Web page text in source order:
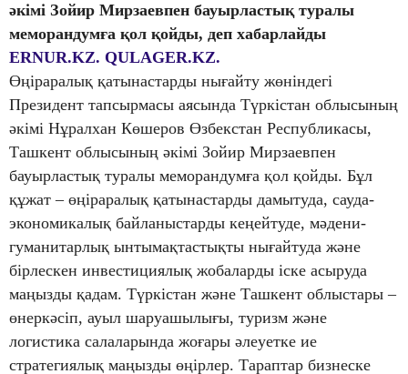
әкімі Зойир Мирзаевпен бауырластық туралы
меморандумға қол қойды, деп хабарлайды
ERNUR.KZ. QULAGER.KZ.
Өңіраралық қатынастарды нығайту жөніндегі
Президент тапсырмасы аясында Түркістан облысының
әкімі Нұралхан Көшеров Өзбекстан Республикасы,
Ташкент облысының әкімі Зойир Мирзаевпен
бауырластық туралы меморандумға қол қойды. Бұл
құжат – өңіраралық қатынастарды дамытуда, сауда-
экономикалық байланыстарды кеңейтуде, мәдени-
гуманитарлық ынтымақтастықты нығайтуда және
бірлескен инвестициялық жобаларды іске асыруда
маңызды қадам. Түркістан және Ташкент облыстары –
өнеркәсіп, ауыл шаруашылығы, туризм және
логистика салаларында жоғары әлеуетке ие
стратегиялық маңызды өңірлер. Тараптар бизнеске